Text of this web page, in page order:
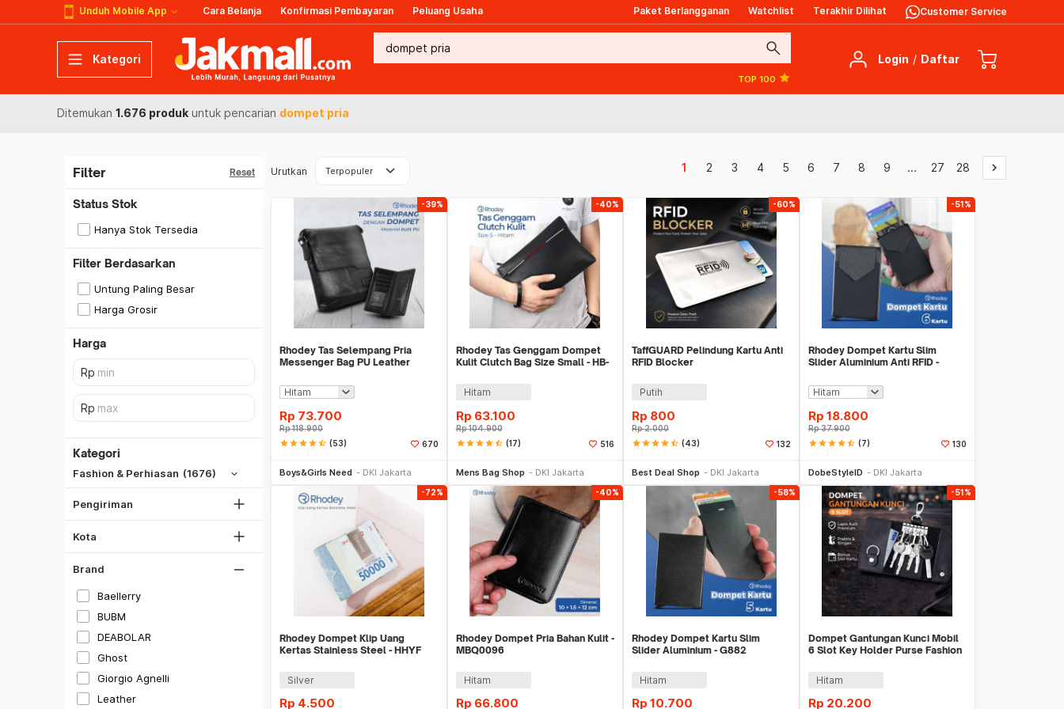
Unduh Mobile App Cara Belanja Konfirmasi Pembayaran Peluang Usaha Paket Berlangganan Watchlist Terakhir Dilihat Customer Service
Kategori search
TOP 100
Login / Daftar
Ditemukan 1.676 produk untuk pencarian dompet pria
Filter Reset
Status Stok
Hanya Stok Tersedia
Filter Berdasarkan
Untung Paling Besar
Harga Grosir
Harga
Kategori
Fashion & Perhiasan (1676)
Pengiriman
SiCepat REG
SiCepat Gokil
Lihat Semua
Kota
Tangerang
Bekasi
Bogor
Lihat Semua
Brand
Baellerry
BUBM
DEABOLAR
Ghost
Giorgio Agnelli
Leather
Putih
Gray
Silver
Urutkan Terpopuler keyboard_arrow_down 1 2 3 4 5 6 7 8 9 ... 27 28 keyboard_arrow_right
-39%
Rhodey Tas Selempang Pria
Messenger Bag PU Leather
Rp 73.700
Rp118.900
starstarstarstarstar_half (53) 670
Boys&Girls Need DKI Jakarta
-40%
Rhodey Tas Genggam Dompet
Kulit Clutch Bag Size Small - HB-
Hitam
Rp 63.100
Rp104.900
starstarstarstarstar_half (17) 516
Mens Bag Shop DKI Jakarta
-60%
TaffGUARD Pelindung Kartu Anti
RFID Blocker
Putih
Rp 800
Rp2.000
starstarstarstarstar_half (43) 132
Best Deal Shop DKI Jakarta
-51%
Rhodey Dompet Kartu Slim
Slider Aluminium Anti RFID -
Rp 18.800
Rp37.900
starstarstarstarstar_half (7) 130
DobeStyleID DKI Jakarta
-72%
Rhodey Dompet Klip Uang
Kertas Stainless Steel - HHYF
Silver
Rp 4.500
-40%
Rhodey Dompet Pria Bahan Kulit -
MBQ0096
Hitam
Rp 66.800
-58%
Rhodey Dompet Kartu Slim
Slider Aluminium - G882
Hitam
Rp 10.700
-51%
Dompet Gantungan Kunci Mobil
6 Slot Key Holder Purse Fashion
Hitam
Rp 20.200